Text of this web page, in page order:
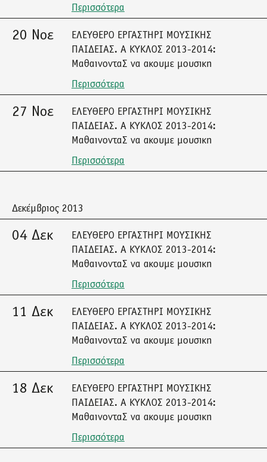
Περισσότερα
20 Νοε
ΕΛΕΥΘΕΡΟ ΕΡΓΑΣΤΗΡΙ ΜΟΥΣΙΚΗΣ
ΠΑΙΔΕΙΑΣ. Α ΚΥΚΛΟΣ 2013-2014:
ΜαθαινονταΣ να ακουμε μουσικη
Περισσότερα
27 Νοε
ΕΛΕΥΘΕΡΟ ΕΡΓΑΣΤΗΡΙ ΜΟΥΣΙΚΗΣ
ΠΑΙΔΕΙΑΣ. Α ΚΥΚΛΟΣ 2013-2014:
ΜαθαινονταΣ να ακουμε μουσικη
Περισσότερα
Δεκέμβριος 2013
04 Δεκ
ΕΛΕΥΘΕΡΟ ΕΡΓΑΣΤΗΡΙ ΜΟΥΣΙΚΗΣ
ΠΑΙΔΕΙΑΣ. Α ΚΥΚΛΟΣ 2013-2014:
ΜαθαινονταΣ να ακουμε μουσικη
Περισσότερα
11 Δεκ
ΕΛΕΥΘΕΡΟ ΕΡΓΑΣΤΗΡΙ ΜΟΥΣΙΚΗΣ
ΠΑΙΔΕΙΑΣ. Α ΚΥΚΛΟΣ 2013-2014:
ΜαθαινονταΣ να ακουμε μουσικη
Περισσότερα
18 Δεκ
ΕΛΕΥΘΕΡΟ ΕΡΓΑΣΤΗΡΙ ΜΟΥΣΙΚΗΣ
ΠΑΙΔΕΙΑΣ. Α ΚΥΚΛΟΣ 2013-2014:
ΜαθαινονταΣ να ακουμε μουσικη
Περισσότερα